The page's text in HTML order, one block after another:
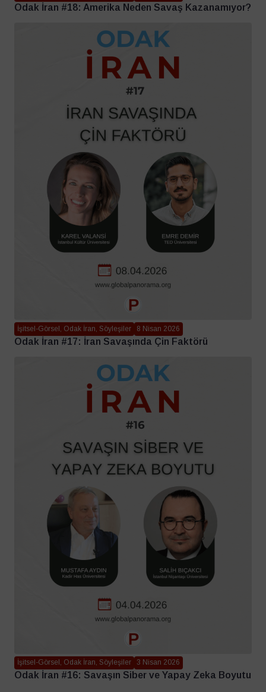
Odak İran #18: Amerika Neden Savaş Kazanamıyor?
İşitsel-Görsel, Odak İran, Söyleşiler 8 Nisan 2026
Odak İran #17: İran Savaşında Çin Faktörü
İşitsel-Görsel, Odak İran, Söyleşiler 3 Nisan 2026
Odak İran #16: Savaşın Siber ve Yapay Zeka Boyutu